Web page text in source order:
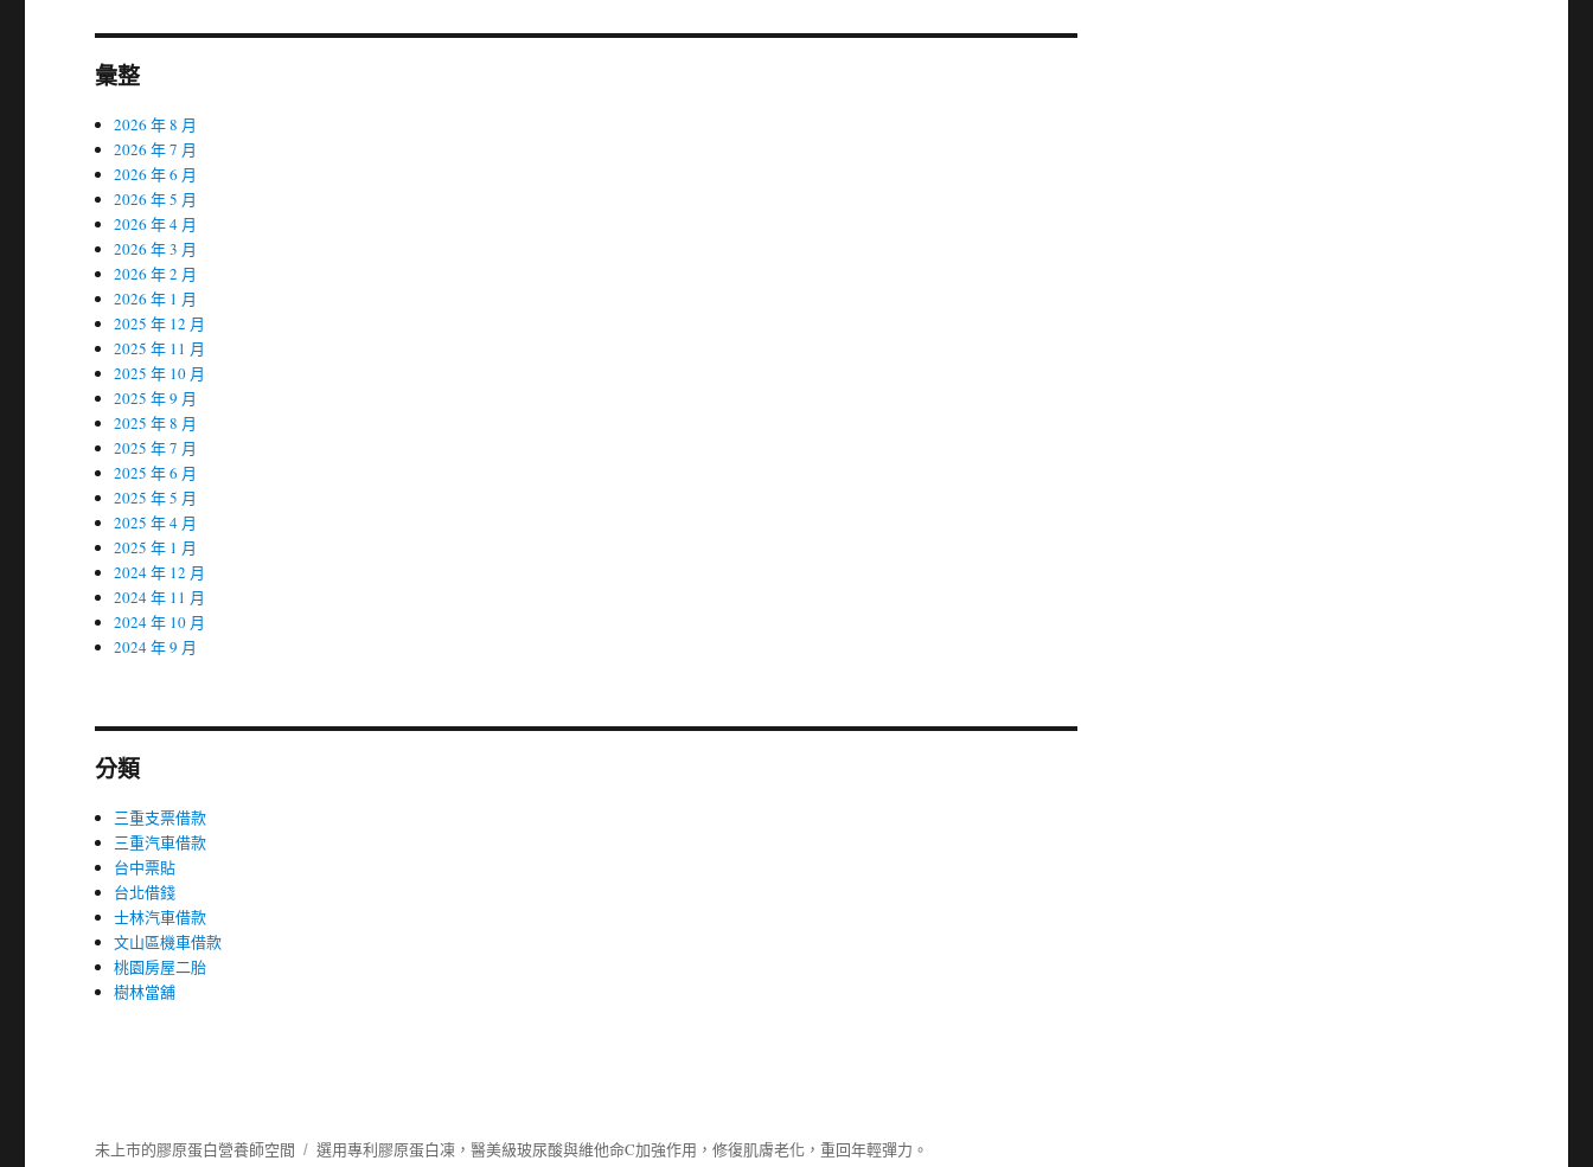
彙整
2026 年 8 月
2026 年 7 月
2026 年 6 月
2026 年 5 月
2026 年 4 月
2026 年 3 月
2026 年 2 月
2026 年 1 月
2025 年 12 月
2025 年 11 月
2025 年 10 月
2025 年 9 月
2025 年 8 月
2025 年 7 月
2025 年 6 月
2025 年 5 月
2025 年 4 月
2025 年 1 月
2024 年 12 月
2024 年 11 月
2024 年 10 月
2024 年 9 月
分類
三重支票借款
三重汽車借款
台中票貼
台北借錢
士林汽車借款
文山區機車借款
桃園房屋二胎
樹林當舖
未上市的膠原蛋白營養師空間 選用專利膠原蛋白凍，醫美級玻尿酸與維他命C加強作用，修復肌膚老化，重回年輕彈力。